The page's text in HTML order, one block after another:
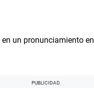
un pronunciamiento en